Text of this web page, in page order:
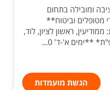
ומובילה בתחום
מטופלים וביטוח**
ראשון לציון, לוד,
**ימים א'-ד' 0...
הגשת מועמדות